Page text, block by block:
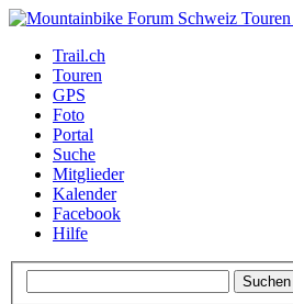
Trail.ch
Touren
GPS
Foto
Portal
Suche
Mitglieder
Kalender
Facebook
Hilfe